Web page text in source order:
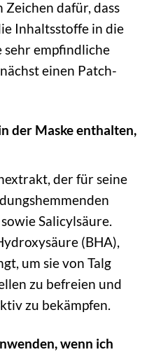
Zeichen dafür, dass
Inhaltsstoffe in die
sehr empfindliche
einen Patch-
der Maske enthalten,
der für seine
Salicylsäure.
(BHA),
um sie von Talg
zu befreien und
zu bekämpfen.
wenn ich